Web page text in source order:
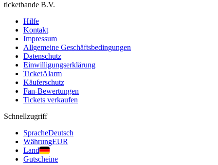
ticketbande B.V.
Hilfe
Kontakt
Impressum
Allgemeine Geschäftsbedingungen
Datenschutz
Einwilligungserklärung
TicketAlarm
Käuferschutz
Fan-Bewertungen
Tickets verkaufen
Schnellzugriff
SpracheDeutsch
WährungEUR
Land
Gutscheine